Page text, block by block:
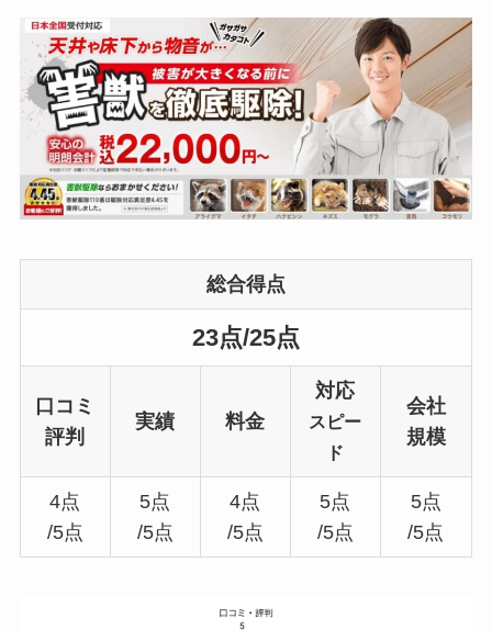
総合得点
23点/25点
口コミ
評判
実績 料金
対応
スピー
ド
会社
規模
4点
/5点
5点
/5点
4点
/5点
5点
/5点
5点
/5点